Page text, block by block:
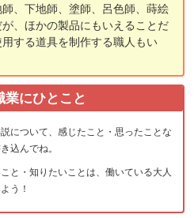
、下地師、塗師、呂色師、蒔絵
、ほかの製品にもいえることだ
する道具を制作する職人もい
業にひとこと
について、感じたこと・思ったことな
込んでね。
と・知りたいことは、働いている大人
う！